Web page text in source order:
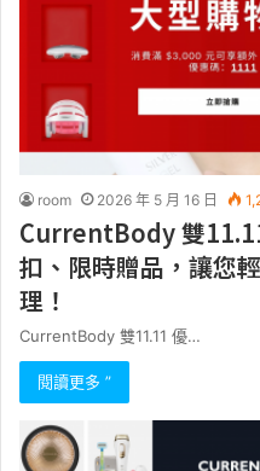
room 2026 年 5 月 16 日
CurrentBody 雙
扣、限時贈品，讓您
理！
CurrentBody 雙11.11 優…
閱讀更多 ”